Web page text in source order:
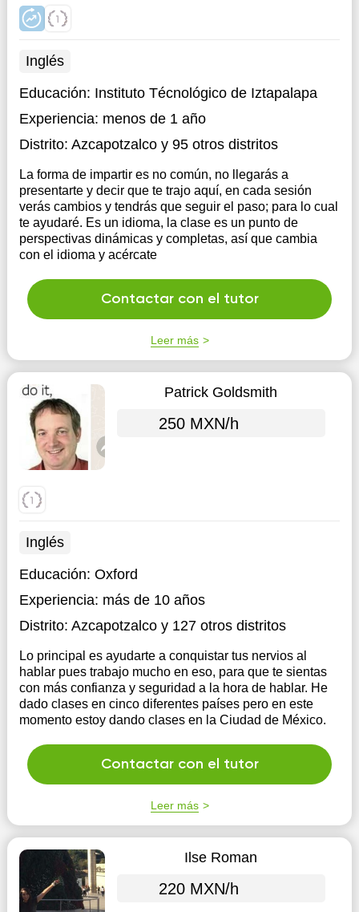
Inglés
Educación: Instituto Técnológico de Iztapalapa
Experiencia: menos de 1 año
Distrito: Azcapotzalcoy 95 otros distritos
La forma de impartir es no común, no llegarás a
presentarte y decir que te trajo aquí, en cada sesión
verás cambios y tendrás que seguir el paso; para lo cual
te ayudaré. Es un idioma, la clase es un punto de
perspectivas dinámicas y completas, así que cambia
con el idioma y acércate
Contactar con el tutor
Leer más
Patrick Goldsmith
250 MXN/h
Inglés
Educación: Oxford
Experiencia: más de 10 años
Distrito: Azcapotzalcoy 127 otros distritos
Lo principal es ayudarte a conquistar tus nervios al
hablar pues trabajo mucho en eso, para que te sientas
con más confianza y seguridad a la hora de hablar. He
dado clases en cinco diferentes países pero en este
momento estoy dando clases en la Ciudad de México.
Contactar con el tutor
Leer más
Ilse Roman
220 MXN/h